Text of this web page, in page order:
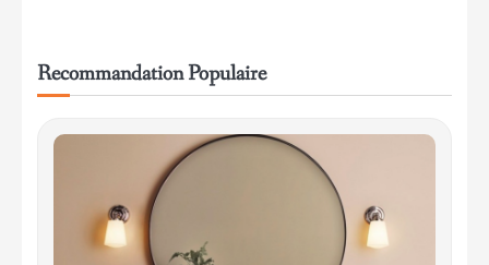
Rom Wali
Lampe de table en soie plissée habotai
pour une ambiance chaleureuse
Recommandation Populaire